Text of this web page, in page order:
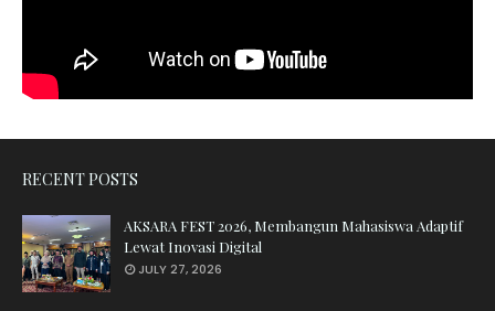
RECENT POSTS
AKSARA FEST 2026, Membangun Mahasiswa Adaptif
Lewat Inovasi Digital
JULY 27, 2026